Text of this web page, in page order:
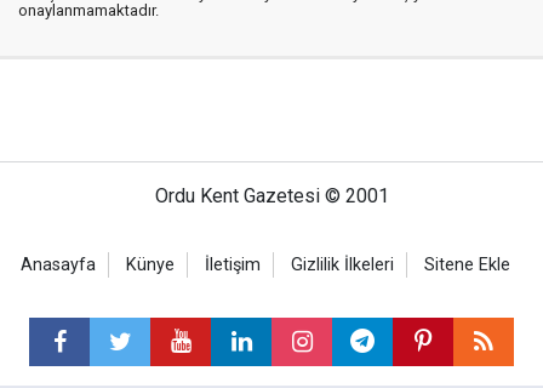
onaylanmamaktadır.
Ordu Kent Gazetesi © 2001
Anasayfa Künye İletişim Gizlilik İlkeleri Sitene Ekle